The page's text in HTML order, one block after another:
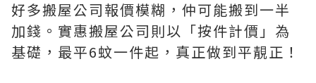
好多搬屋公司報價模糊，仲可能搬到一半
加錢。實惠搬屋公司則以「按件計價」為
基礎，最平6蚊一件起，真正做到平靚正！